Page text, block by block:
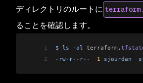
ディレクトリのルートに
ることを確認します。
1 $ ls -al terraform .
2
- rw- r-- r--
  1
sjourdan